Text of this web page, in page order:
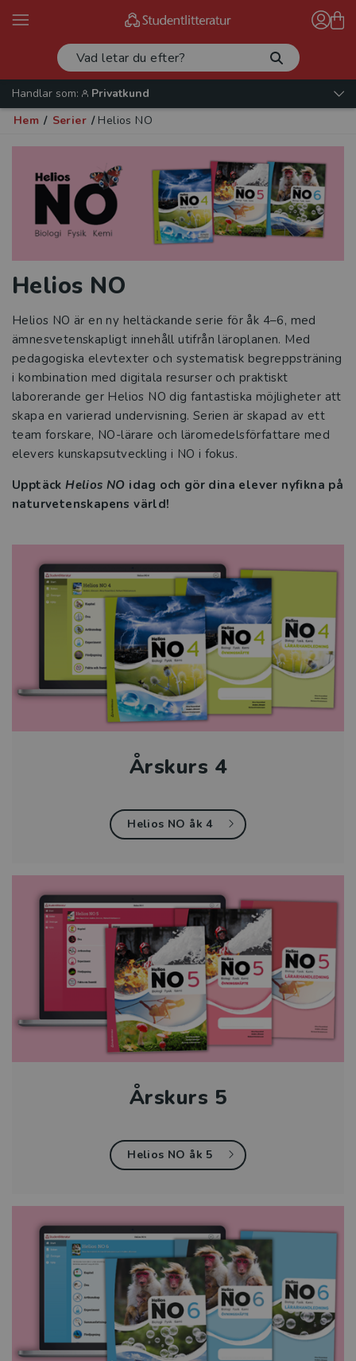
Handlar som:
Privatkund
Hem / Serier / Helios NO
Helios NO
Helios NO är en ny heltäckande serie för åk 4–6, med
ämnesvetenskapligt innehåll utifrån läroplanen. Med
pedagogiska elevtexter och systematisk begreppsträning
i kombination med digitala resurser och praktiskt
laborerande ger Helios NO dig fantastiska möjligheter att
skapa en varierad undervisning. Serien är skapad av ett
team forskare, NO-lärare och läromedelsförfattare med
elevers kunskapsutveckling i NO i fokus.
UpptäckHelios NO idag och gör dina elever nyfikna på
naturvetenskapens värld!
Årskurs 4
Helios NO åk 4
Årskurs 5
Helios NO åk 5